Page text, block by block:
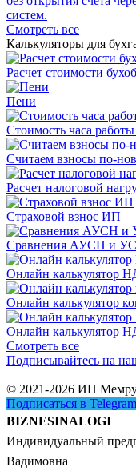
систем.
Смотреть все
Калькуляторы для
Расчет стоимости
Пени
Стоимость часа работы
Считаем взносы по-
Расчет налоговой
Страховой взнос ИП
Сравнения АУСН и
Онлайн калькулятор
Онлайн калькулятор
Онлайн калькулятор
Смотреть все
Подписывайтесь на
© 2021-2026 ИП
Подписаться в Telegram
BIZNESINALOGI
Индивидуальный
Вадимовна